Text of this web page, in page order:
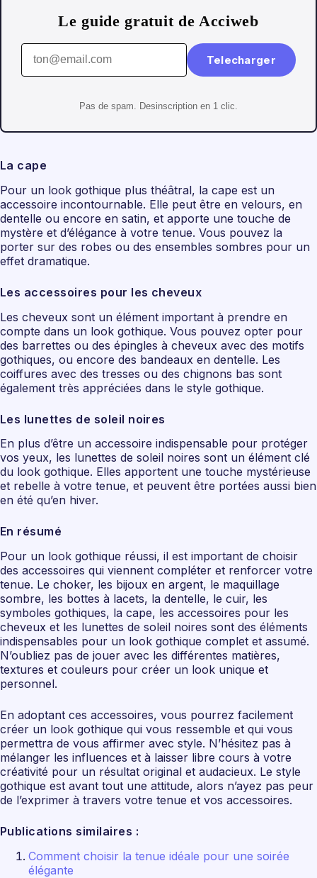
Le guide gratuit de Acciweb
Telecharger
Pas de spam. Desinscription en 1 clic.
La cape
Pour un look gothique plus théâtral, la cape est un
accessoire incontournable. Elle peut être en velours, en
dentelle ou encore en satin, et apporte une touche de
mystère et d’élégance à votre tenue. Vous pouvez la
porter sur des robes ou des ensembles sombres pour un
effet dramatique.
Les accessoires pour les cheveux
Les cheveux sont un élément important à prendre en
compte dans un look gothique. Vous pouvez opter pour
des barrettes ou des épingles à cheveux avec des motifs
gothiques, ou encore des bandeaux en dentelle. Les
coiffures avec des tresses ou des chignons bas sont
également très appréciées dans le style gothique.
Les lunettes de soleil noires
En plus d’être un accessoire indispensable pour protéger
vos yeux, les lunettes de soleil noires sont un élément clé
du look gothique. Elles apportent une touche mystérieuse
et rebelle à votre tenue, et peuvent être portées aussi bien
en été qu’en hiver.
En résumé
Pour un look gothique réussi, il est important de choisir
des accessoires qui viennent compléter et renforcer votre
tenue. Le choker, les bijoux en argent, le maquillage
sombre, les bottes à lacets, la dentelle, le cuir, les
symboles gothiques, la cape, les accessoires pour les
cheveux et les lunettes de soleil noires sont des éléments
indispensables pour un look gothique complet et assumé.
N’oubliez pas de jouer avec les différentes matières,
textures et couleurs pour créer un look unique et
personnel.
En adoptant ces accessoires, vous pourrez facilement
créer un look gothique qui vous ressemble et qui vous
permettra de vous affirmer avec style. N’hésitez pas à
mélanger les influences et à laisser libre cours à votre
créativité pour un résultat original et audacieux. Le style
gothique est avant tout une attitude, alors n’ayez pas peur
de l’exprimer à travers votre tenue et vos accessoires.
Publications similaires :
Comment choisir la tenue idéale pour une soirée
élégante